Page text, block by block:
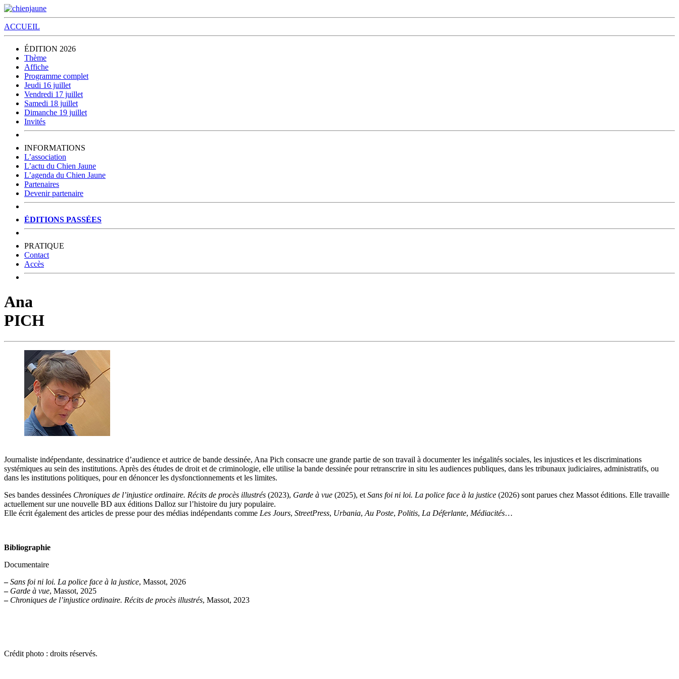
ACCUEIL
ÉDITION 2026
Thème
Affiche
Programme complet
Jeudi 16 juillet
Vendredi 17 juillet
Samedi 18 juillet
Dimanche 19 juillet
Invités
INFORMATIONS
L’association
L’actu du Chien Jaune
L’agenda du Chien Jaune
Partenaires
Devenir partenaire
ÉDITIONS PASSÉES
PRATIQUE
Contact
Accès
Ana
PICH
Journaliste indépendante, dessinatrice d’audience et autrice de bande dessinée, Ana Pich consacre une grande partie de son travail à documenter les inégalités sociales, les injustices et les discriminations
systémiques au sein des institutions. Après des études de droit et de criminologie, elle utilise la bande dessinée pour retranscrire in situ les audiences publiques, dans les tribunaux judiciaires, administratifs, ou
dans les institutions politiques, pour en dénoncer les dysfonctionnements et les limites.
Ses bandes dessinées Chroniques de l’injustice ordinaire. Récits de procès illustrés (2023), Garde à vue (2025), et Sans foi ni loi. La police face à la justice (2026) sont parues chez Massot éditions. Elle travaille
actuellement sur une nouvelle BD aux éditions Dalloz sur l’histoire du jury populaire.
Elle écrit également des articles de presse pour des médias indépendants comme Les Jours, StreetPress, Urbania, Au Poste, Politis, La Déferlante, Médiacités…
Bibliographie
Documentaire
– Sans foi ni loi. La police face à la justice, Massot, 2026
– Garde à vue, Massot, 2025
– Chroniques de l’injustice ordinaire. Récits de procès illustrés, Massot, 2023
Crédit photo : droits réservés.